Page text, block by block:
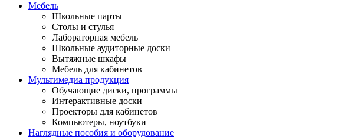
Мебель
Школьные парты
Столы и стулья
Лабораторная мебель
Школьные аудиторные доски
Вытяжные шкафы
Мебель для кабинетов
Мультимедиа продукция
Обучающие диски, программы
Интерактивные доски
Проекторы для кабинетов
Компьютеры, ноутбуки
Наглядные пособия и оборудование